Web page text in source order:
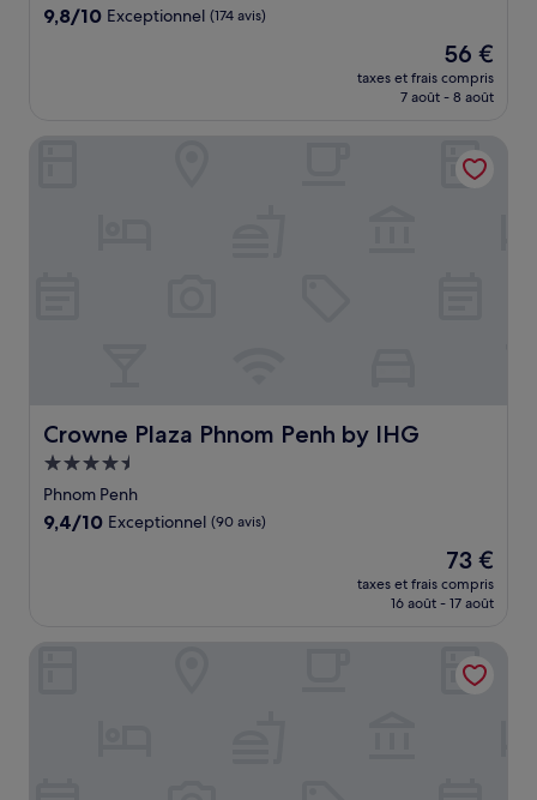
9.8
9,8/10 Exceptionnel (174 avis)
Le
nouveau
prix
de
56 €
56 €
taxes et frais compris
7 août - 8 août
Crowne Plaza Phnom Penh by IHG
Crowne Plaza Phnom Penh by IHG
Hébergement
4.5 étoiles
Phnom Penh
9.4
9,4/10 Exceptionnel (90 avis)
Le
nouveau
prix
de
73 €
73 €
taxes et frais compris
16 août - 17 août